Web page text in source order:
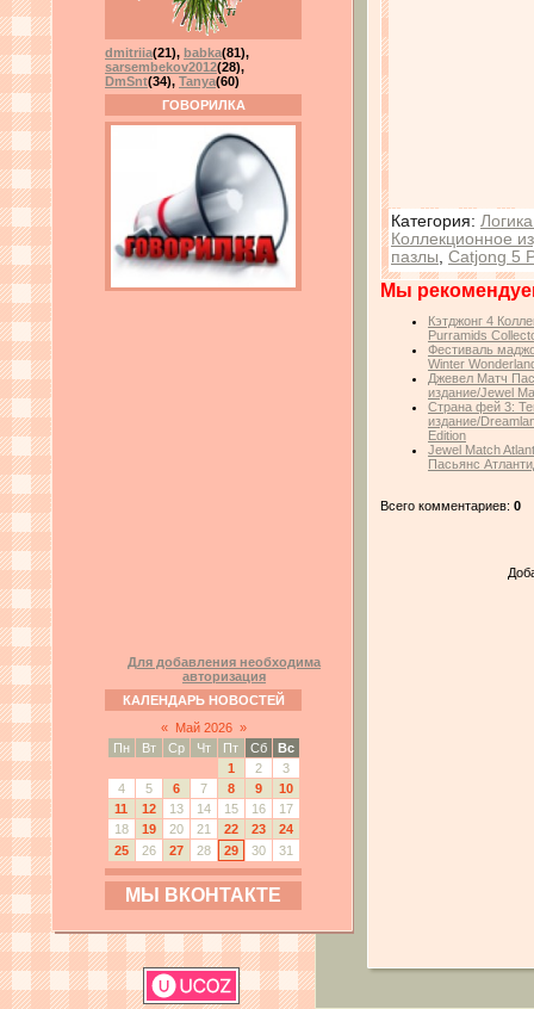
dmitriia(21), babka(81),
sarsembekov2012(28),
DmSnt(34), Tanya(60)
ГОВОРИЛКА
Для добавления необходима
авторизация
КАЛЕНДАРЬ НОВОСТЕЙ
«
Май 2026 »
Пн
Вт Ср Чт Пт Сб
Вс
1
2
3
4
5 6 7 8 9
10
11
12 13 14 15 16
17
18
19 20 21 22 23
24
25
26 27 28 29 30 31
МЫ ВКОНТАКТЕ
Категория:
Коллекционное
пазлы Catjong 5
Мы
Кэтджонг 4
Purramids
Фестиваль
Winter
Джевел Матч
издание/Jewel
Страна фей 3:
издание/
Edition
Jewel Match
Пасьянс
Всего комментариев: 0